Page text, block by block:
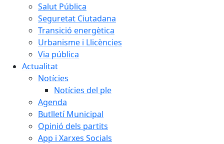
Salut Pública
Seguretat Ciutadana
Transició energètica
Urbanisme i Llicències
Via pública
Actualitat
Notícies
Notícies del ple
Agenda
Butlletí Municipal
Opinió dels partits
App i Xarxes Socials